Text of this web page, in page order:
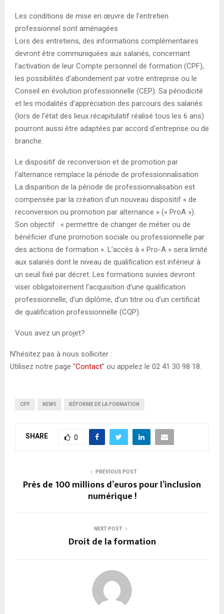
Les conditions de mise en œuvre de l’entretien
professionnel sont aménagées
Lors des entretiens, des informations complémentaires
devront être communiquées aux salariés, concernant
l’activation de leur Compte personnel de formation (CPF),
les possibilités d’abondement par votre entreprise ou le
Conseil en évolution professionnelle (CEP). Sa périodicité
et les modalités d’appréciation des parcours des salariés
(lors de l’état des lieux récapitulatif réalisé tous les 6 ans)
pourront aussi être adaptées par accord d’entreprise ou de
branche.
Le dispositif de reconversion et de promotion par
l’alternance remplace la période de professionnalisation
La disparition de la période de professionnalisation est
compensée par la création d’un nouveau dispositif « de
reconversion ou promotion par alternance » (« ProA »).
Son objectif : « permettre de changer de métier ou de
bénéficier d’une promotion sociale ou professionnelle par
des actions de formation ». L’accès à « Pro-A » sera limité
aux salariés dont le niveau de qualification est inférieur à
un seuil fixé par décret. Les formations suivies devront
viser obligatoirement l’acquisition d’une qualification
professionnelle, d’un diplôme, d’un titre ou d’un certificat
de qualification professionnelle (CQP).
Vous avez un projet?
N’hésitez pas à nous solliciter :
Utilisez notre page “Contact” ou appelez le 02 41 30 98 18.
CPF NEWS RÉFORME DE LA FORMATION
SHARE 0
PREVIOUS POST
Près de 100 millions d’euros pour l’inclusion
numérique !
NEXT POST
Droit de la formation